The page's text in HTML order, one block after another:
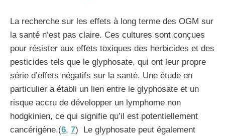
La recherche sur les effets à long terme des OGM sur
la santé n’est pas claire. Ces cultures sont conçues
pour résister aux effets toxiques des herbicides et des
pesticides tels que le glyphosate, qui ont leur propre
série d’effets négatifs sur la santé. Une étude en
particulier a établi un lien entre le glyphosate et un
risque accru de développer un lymphome non
hodgkinien, ce qui signifie qu’il est potentiellement
cancérigène.(6, 7) Le glyphosate peut également